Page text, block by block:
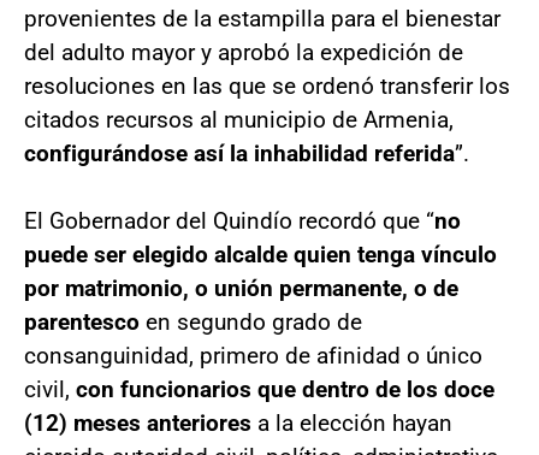
provenientes de la estampilla para el bienestar
del adulto mayor y aprobó la expedición de
resoluciones en las que se ordenó transferir los
citados recursos al municipio de Armenia,
configurándose así la inhabilidad referida”.
El Gobernador del Quindío recordó que “no
puede ser elegido alcalde quien tenga vínculo
por matrimonio, o unión permanente, o de
parentesco en segundo grado de
consanguinidad, primero de afinidad o único
civil, con funcionarios que dentro de los doce
(12) meses anteriores a la elección hayan